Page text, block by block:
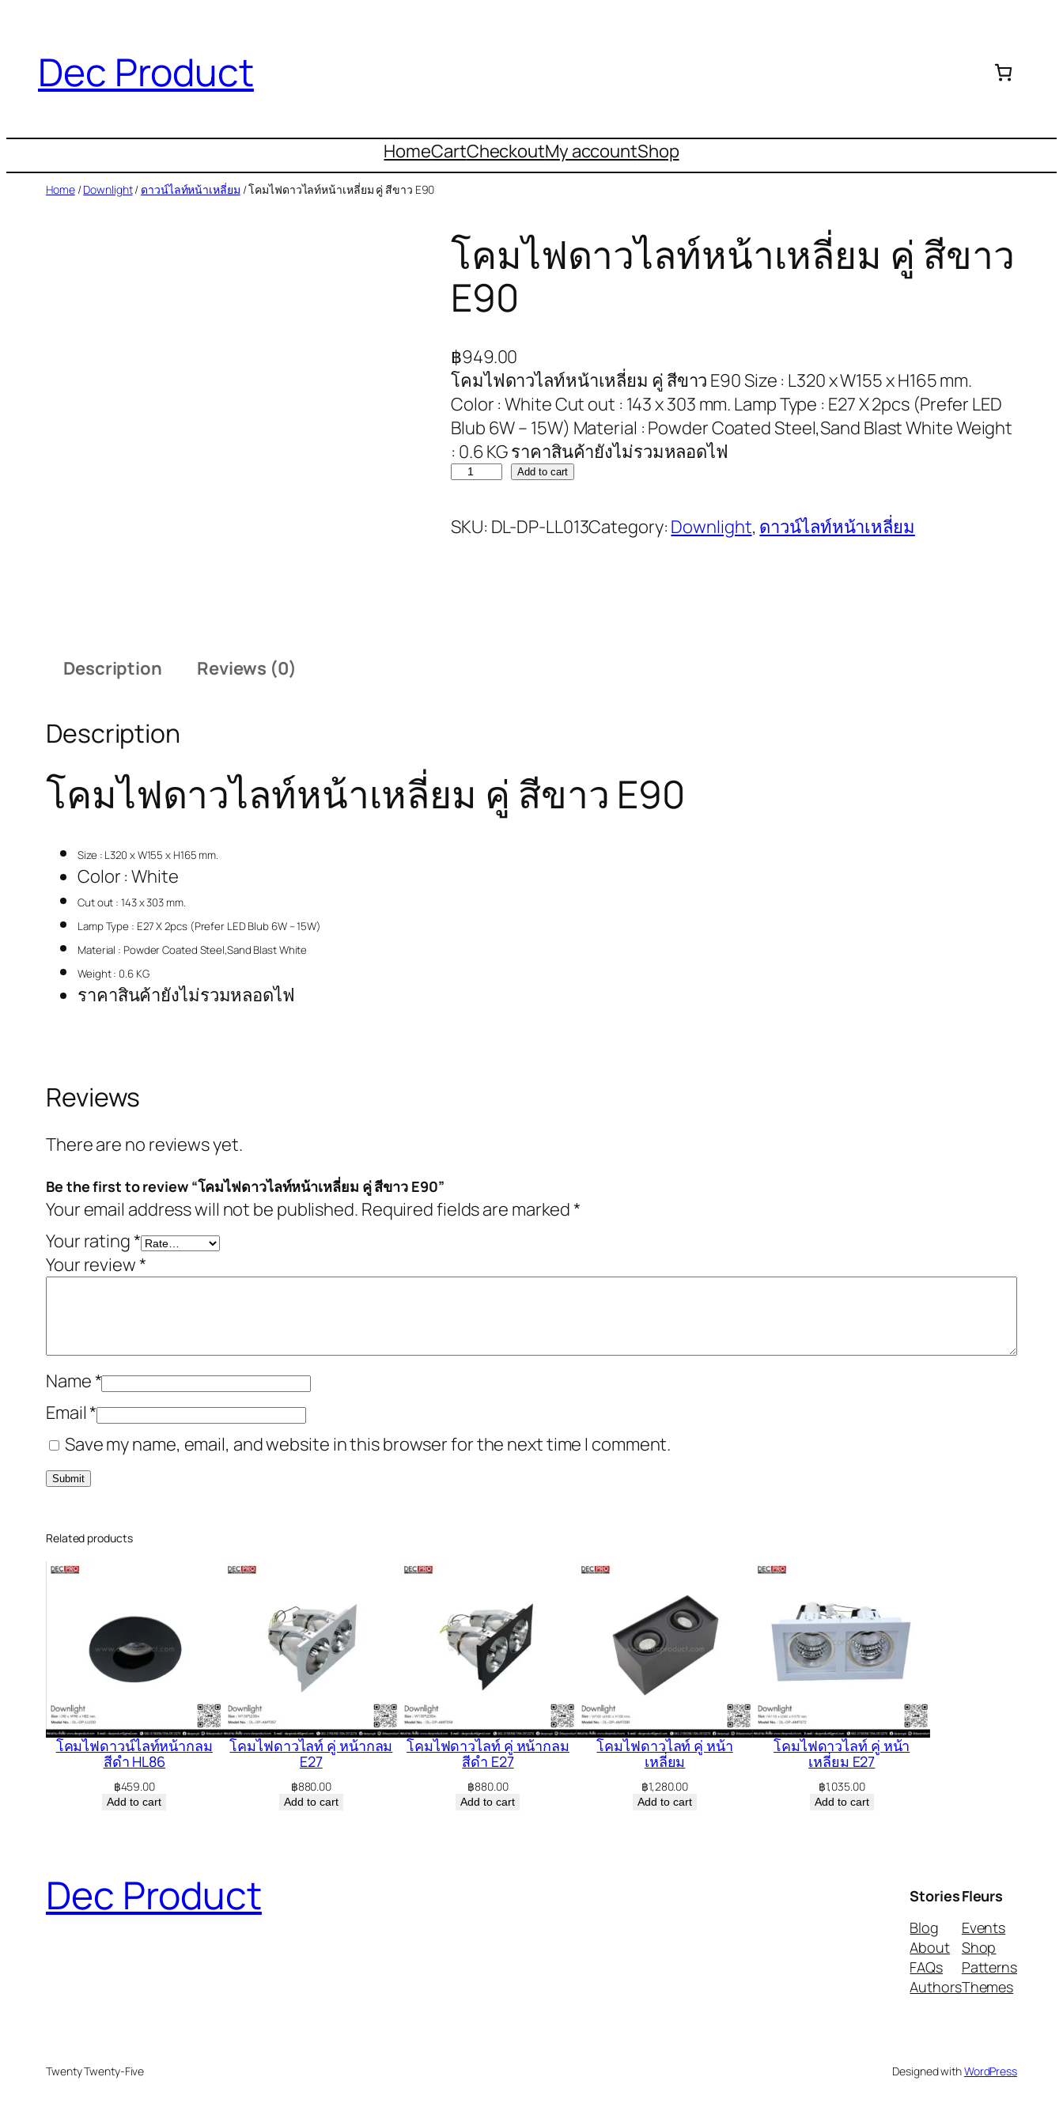
Dec Product
HomeCartCheckoutMy accountShop
Home/Downlight/ ดาวน์ไลท์หน้าเหลี่ยม / โคมไฟดาวไลท์หน้าเหลี่ยม คู่ สีขาว E90
โคมไฟดาวไลท์หน้าเหลี่ยม คู่ สีขาว
E90
฿949.00
โคมไฟดาวไลท์หน้าเหลี่ยม คู่ สีขาว E90 Size : L320 x W155 x H165 mm.
Color : White Cut out : 143 x 303 mm. Lamp Type : E27 X 2pcs (Prefer LED
Blub 6W – 15W) Material : Powder Coated Steel,Sand Blast White Weight
: 0.6 KG ราคาสินค้ายังไม่รวมหลอดไฟ
Add to cart
SKU: DL-DP-LL013Category: Downlight, ดาวน์ไลท์หน้าเหลี่ยม
Description Reviews (0)
Description
โคมไฟดาวไลท์หน้าเหลี่ยม คู่ สีขาว E90
Size : L320 x W155 x H165 mm.
Color : White
Cut out : 143 x 303 mm.
Lamp Type : E27 X 2pcs (Prefer LED Blub 6W – 15W)
Material : Powder Coated Steel,Sand Blast White
Weight : 0.6 KG
ราคาสินค้ายังไม่รวมหลอดไฟ
Reviews
There are no reviews yet.
Be the first to review “โคมไฟดาวไลท์หน้าเหลี่ยม คู่ สีขาว E90”
Your email address will not be published. Required fields are marked*
Your rating*
Your review*
Name*
Email*
Save my name, email, and website in this browser for the next time I comment.
Related products
โคมไฟดาวน์ไลท์หน้ากลม
สีดำ HL86
฿459.00
Add to cart
โคมไฟดาวไลท์ คู่ หน้ากลม
E27
฿880.00
Add to cart
โคมไฟดาวไลท์ คู่ หน้ากลม
สีดำ E27
฿880.00
Add to cart
โคมไฟดาวไลท์ คู่ หน้า
เหลี่ยม
฿1,280.00
Add to cart
โคมไฟดาวไลท์ คู่ หน้า
เหลี่ยม E27
฿1,035.00
Add to cart
Dec Product
Stories
Blog
About
FAQs
Authors
Fleurs
Events
Shop
Patterns
Themes
Twenty Twenty-Five Designed withWordPress